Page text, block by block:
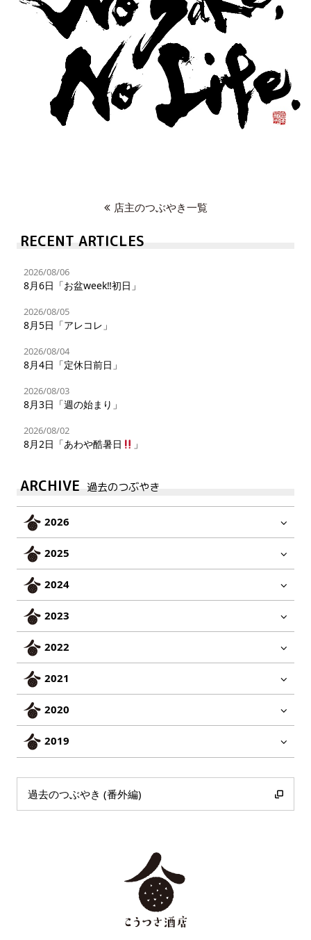
店主のつぶやき一覧
RECENT ARTICLES
2026/08/06
8月6日「お盆week‼︎初日」
2026/08/05
8月5日「アレコレ」
2026/08/04
8月4日「定休日前日」
2026/08/03
8月3日「週の始まり」
2026/08/02
8月2日「あわや酷暑日 」
ARCHIVE 過去のつぶやき
2026
2025
2024
2023
2022
2021
2020
2019
過去のつぶやき (番外編)